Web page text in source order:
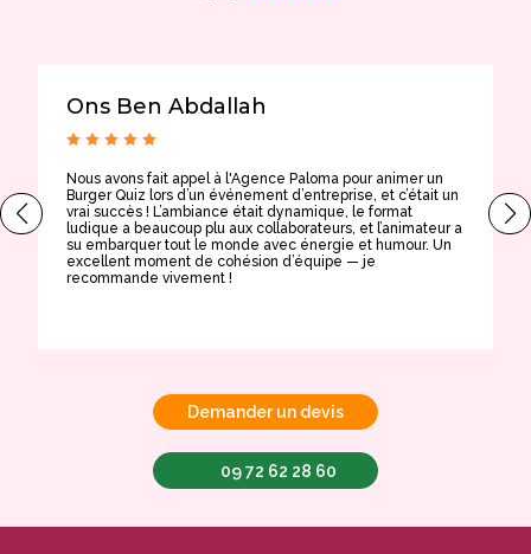
Ons Ben Abdallah
Nous avons fait appel à l'Agence Paloma pour animer un
Burger Quiz lors d’un événement d’entreprise, et c’était un
vrai succès ! L’ambiance était dynamique, le format
ludique a beaucoup plu aux collaborateurs, et l’animateur a
su embarquer tout le monde avec énergie et humour. Un
excellent moment de cohésion d’équipe — je
recommande vivement !
Demander un devis
09 72 62 28 60